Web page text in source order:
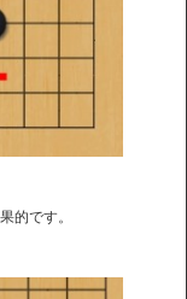
的です。